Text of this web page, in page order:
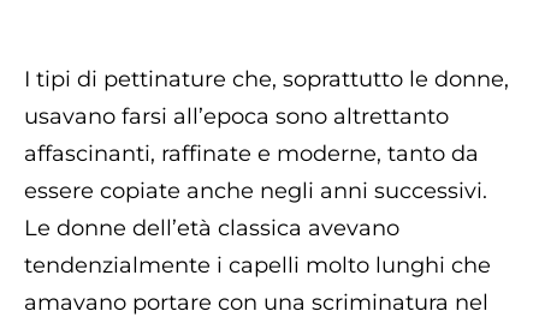
I tipi di pettinature che, soprattutto le donne,
usavano farsi all’epoca sono altrettanto
affascinanti, raffinate e moderne, tanto da
essere copiate anche negli anni successivi.
Le donne dell’età classica avevano
tendenzialmente i capelli molto lunghi che
amavano portare con una scriminatura nel